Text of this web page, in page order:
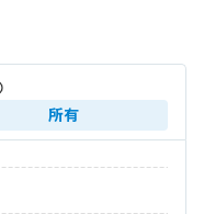
所有